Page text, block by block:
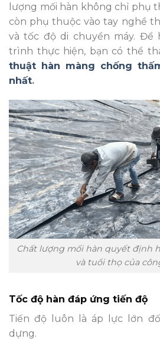
lượng mối hàn không chỉ phụ
còn phụ thuộc vào tay nghề
và tốc độ di chuyển máy. Để
trình thực hiện, bạn có thể
thuật hàn màng chống
nhất.
Chất lượng mối hàn quyết định
và tuổi thọ của
Tốc độ hàn đáp ứng tiến độ
Tiến độ luôn là áp lực lớn
dựng.